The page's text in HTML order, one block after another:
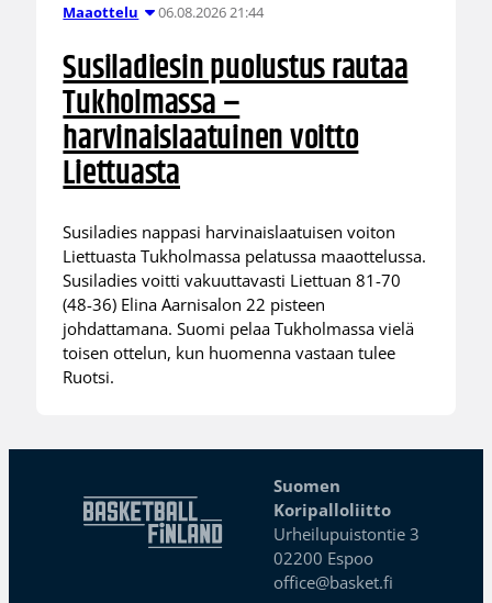
Maaottelu 06.08.2026 21:44
Susiladiesin puolustus rautaa
Tukholmassa –
harvinaislaatuinen voitto
Liettuasta
Susiladies nappasi harvinaislaatuisen voiton
Liettuasta Tukholmassa pelatussa maaottelussa.
Susiladies voitti vakuuttavasti Liettuan 81-70
(48-36) Elina Aarnisalon 22 pisteen
johdattamana. Suomi pelaa Tukholmassa vielä
toisen ottelun, kun huomenna vastaan tulee
Ruotsi.
Suomen
Koripalloliitto
Urheilupuistontie 3
02200 Espoo
office@basket.fi